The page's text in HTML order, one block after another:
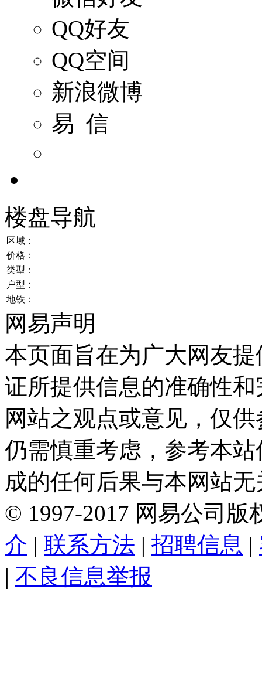
QQ好友
QQ空间
新浪微博
易 信
楼盘导航
区域：
价格：
类型：
户型：
地铁：
网易声明
本页面旨在为广大网友
证所提供信息的准确性
网站之观点或意见，仅
仍需慎重考虑，参考本
成的任何后果与本网站
© 1997-2017 网易公司版
介 | 联系方法 | 招聘信息 |
| 不良信息举报